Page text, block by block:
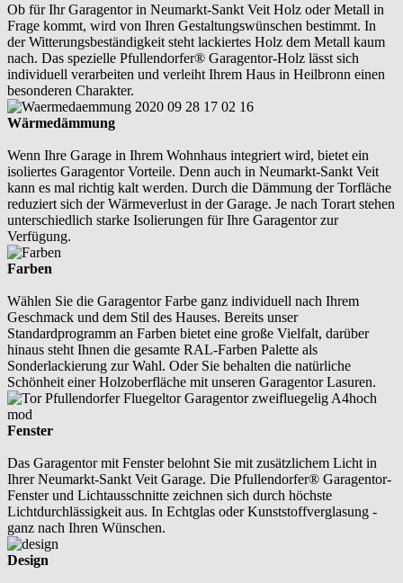
Ob für Ihr Garagentor in Neumarkt-Sankt Veit Holz oder Metall in
Frage kommt, wird von Ihren Gestaltungswünschen bestimmt. In
der Witterungsbeständigkeit steht lackiertes Holz dem Metall kaum
nach. Das spezielle Pfullendorfer® Garagentor-Holz lässt sich
individuell verarbeiten und verleiht Ihrem Haus in Heilbronn einen
besonderen Charakter.
Wärmedämmung
Wenn Ihre Garage in Ihrem Wohnhaus integriert wird, bietet ein
isoliertes Garagentor Vorteile. Denn auch in Neumarkt-Sankt Veit
kann es mal richtig kalt werden. Durch die Dämmung der Torfläche
reduziert sich der Wärmeverlust in der Garage. Je nach Torart stehen
unterschiedlich starke Isolierungen für Ihre Garagentor zur
Verfügung.
Farben
Wählen Sie die Garagentor Farbe ganz individuell nach Ihrem
Geschmack und dem Stil des Hauses. Bereits unser
Standardprogramm an Farben bietet eine große Vielfalt, darüber
hinaus steht Ihnen die gesamte RAL-Farben Palette als
Sonderlackierung zur Wahl. Oder Sie behalten die natürliche
Schönheit einer Holzoberfläche mit unseren Garagentor Lasuren.
Fenster
Das Garagentor mit Fenster belohnt Sie mit zusätzlichem Licht in
Ihrer Neumarkt-Sankt Veit Garage. Die Pfullendorfer® Garagentor-
Fenster und Lichtausschnitte zeichnen sich durch höchste
Lichtdurchlässigkeit aus. In Echtglas oder Kunststoffverglasung -
ganz nach Ihren Wünschen.
Design